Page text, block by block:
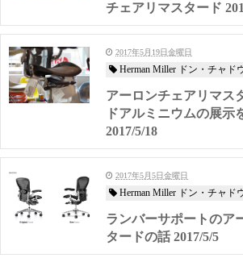
チェアリマスタード
2017年5月19日金曜日
Herman Miller ドン・チャド
アーロンチェアリマス
ドアルミニウムの展示
2017/5/18
2017年5月5日金曜日
Herman Miller ドン・チャド
ランバーサポートのア
タードの話 2017/5/5